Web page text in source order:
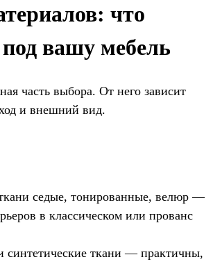
что
под вашу мебель
часть выбора. От него зависит
и внешний вид.
седые, тонированные, велюр —
в классическом или прованс
ткани — практичны,